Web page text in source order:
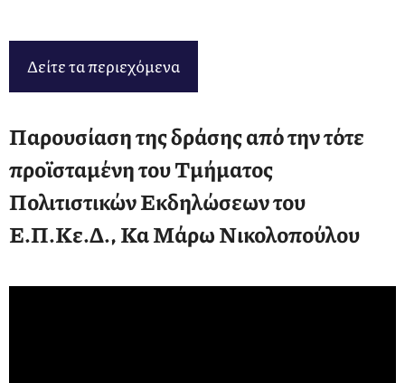
Δείτε τα περιεχόμενα
Παρουσίαση της δράσης από την τότε
προϊσταμένη του Τμήματος
Πολιτιστικών Εκδηλώσεων του
Ε.Π.Κε.Δ., Κα Μάρω Νικολοπούλου